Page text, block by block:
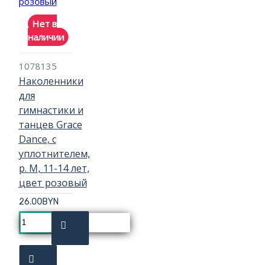
Нет в
наличии
1078135
Наколенники
для
гимнастики и
танцев Grace
Dance, с
уплотнителем,
р. M, 11-14 лет,
цвет розовый
26.00BYN